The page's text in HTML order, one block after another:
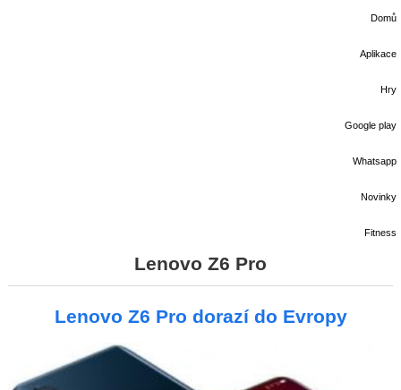
Domů
Aplikace
Hry
Google play
Whatsapp
Novinky
Fitness
Lenovo Z6 Pro
Lenovo Z6 Pro dorazí do Evropy